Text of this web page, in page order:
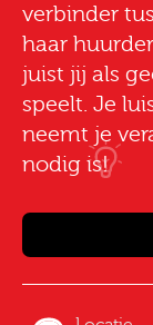
verbinder
haar
juist jij als
speelt. Je
neemt je
nodig is!